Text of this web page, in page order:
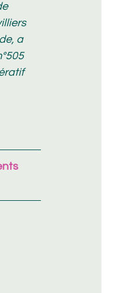
a